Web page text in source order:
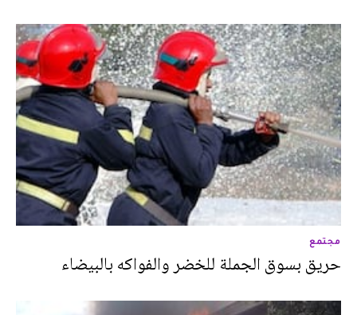
مجتمع
حريق بسوق الجملة للخضر والفواكه بالبيضاء